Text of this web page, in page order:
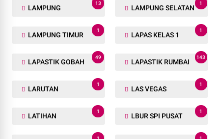
LAMPUNG
13
LAMPUNG SELATAN
1
LAMPUNG TIMUR
1
LAPAS KELAS 1
1
LAPASTIK GOBAH
49
LAPASTIK RUMBAI
143
LARUTAN
1
LAS VEGAS
1
LATIHAN
1
LBUR SPI PUSAT
1